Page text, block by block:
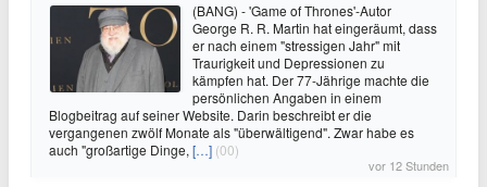
(BANG) - 'Game of Thrones'-Autor
George R. R. Martin hat eingeräumt, dass
er nach einem "stressigen Jahr" mit
Traurigkeit und Depressionen zu
kämpfen hat. Der 77-Jährige machte die
persönlichen Angaben in einem
Blogbeitrag auf seiner Website. Darin beschreibt er die
vergangenen zwölf Monate als "überwältigend". Zwar habe es
auch "großartige Dinge, […] (00)
vor 12 Stunden